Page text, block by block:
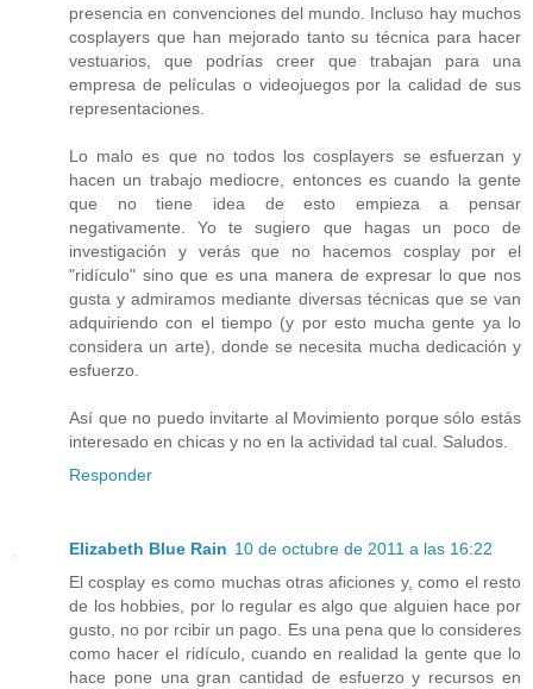
presencia en convenciones del mundo. Incluso hay muchos
cosplayers que han mejorado tanto su técnica para hacer
vestuarios, que podrías creer que trabajan para una
empresa de películas o videojuegos por la calidad de sus
representaciones.
Lo malo es que no todos los cosplayers se esfuerzan y
hacen un trabajo mediocre, entonces es cuando la gente
que no tiene idea de esto empieza a pensar
negativamente. Yo te sugiero que hagas un poco de
investigación y verás que no hacemos cosplay por el
"ridículo" sino que es una manera de expresar lo que nos
gusta y admiramos mediante diversas técnicas que se van
adquiriendo con el tiempo (y por esto mucha gente ya lo
considera un arte), donde se necesita mucha dedicación y
esfuerzo.
Así que no puedo invitarte al Movimiento porque sólo estás
interesado en chicas y no en la actividad tal cual. Saludos.
Responder
Elizabeth Blue Rain 10 de octubre de 2011 a las 16:22
El cosplay es como muchas otras aficiones y, como el resto
de los hobbies, por lo regular es algo que alguien hace por
gusto, no por rcibir un pago. Es una pena que lo consideres
como hacer el ridículo, cuando en realidad la gente que lo
hace pone una gran cantidad de esfuerzo y recursos en